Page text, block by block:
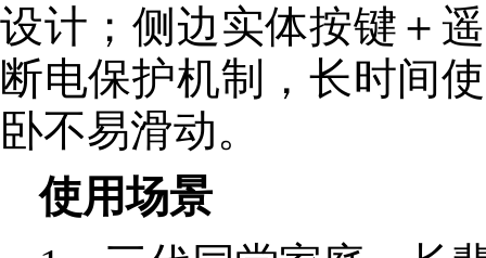
设计；侧边实体按键＋
断电保护机制，长时间
卧不易滑动。
使用场景